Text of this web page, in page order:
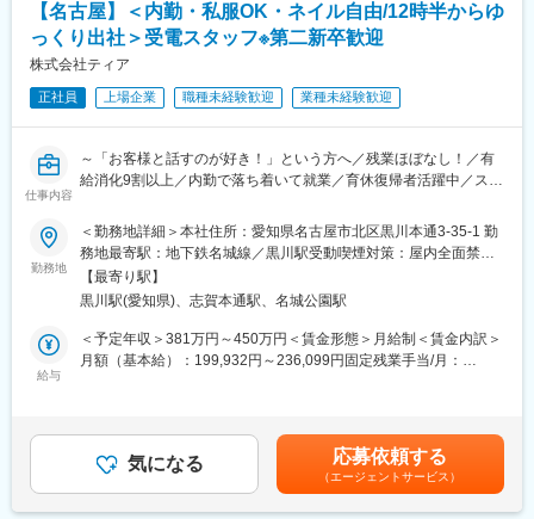
変更の範囲：会社の定める業務
す。
・私服OK、ネイル等も自由。スーツやオフィスカジュアルの着用
不要。（ガイドライン有）
しています。
本社でティアについて学んでいただいた後、配属先にてロープ
レ・トークスクリプトを用いたOJTを実施致します。すぐにお電
※本社研修をする初めの1 か月間は 9:00～17:45、その後課内研修
の 2 か月間は 8:30～17:15勤務となります。
■組織構成：
1名（男性）その他正社員19名、パート1名、派遣11名の合計35名
で構成されています。※平均年齢36.2歳
す。社長自身がアルバイトとして葬儀業界に飛び込み、さまざま
な慣習に疑問を感じ、自ら起業、上場企業へと育てました。葬儀
価格を適正価格で開示、スタッフはささやかな気配りを徹底して
【名古屋】＜内勤・私服OK・ネイル自由/12時半からゆ
っくり出社＞受電スタッフ※第二新卒歓迎
株式会社ティア
正社員 上場企業 職種未経験歓迎 業種未経験歓迎
仕事内容
～「お客様と話すのが好き！」という方へ／残業ほぼなし！／有
給消化9割以上／内勤で落ち着いて就業／育休復帰者活躍中／スタ
■業務概要：
当社コールセンターにて、お客様からのお問合せ対応（受電が中
心）と、それに付随するPC作業をお任せします。
▼主なお問合せ
・ご葬儀のご依頼や供花などの商品のご注文
・会館までの道案内
様に寄り添った対応ができます。
勤務地
＜勤務地詳細＞本社住所：愛知県名古屋市北区黒川本通3-35-1 勤
務地最寄駅：地下鉄名城線／黒川駅受動喫煙対策：屋内全面禁煙
変更の範囲：会社の定める事業所
【最寄り駅】
黒川駅(愛知県)、志賀本通駅、名城公園駅
給与
＜予定年収＞381万円～450万円＜賃金形態＞月給制＜賃金内訳＞
月額（基本給）：199,932円～236,099円固定残業手当/月：
調整のため調整手当あり賃金はあくまでも目安の金額であり、選
考を通じて上下する可能性があります。月給(月額)は固定手当を含
めた表記です。
気になる 応募依頼する
（エージェントサービス）